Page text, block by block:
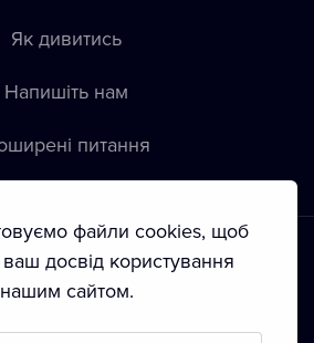
Як дивитись
Напишіть нам
питання
файли cookies, щоб
досвід користування
нашим сайтом.